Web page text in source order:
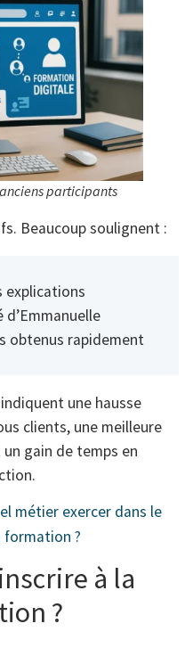
participants
Beaucoup soulignent :
explications
obtenus rapidement
une hausse
clients, une meilleure
gain de temps en
métier exercer dans le
formation ?
à la
?